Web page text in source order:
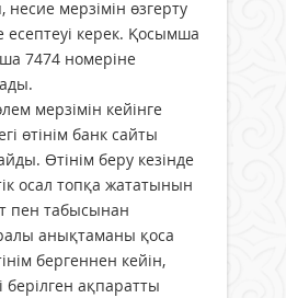
несие мерзімін өзгерту
керек. Қосымша
7474 номеріне
мерзімін кейінге
өтінім банк сайты
Өтінім беру кезінде
осал топқа жататынын
пен табысынан
анықтаманы қоса
бергеннен кейін,
берілген ақпаратты